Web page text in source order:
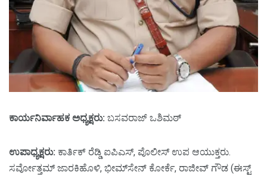
ಕಾರ್ಯನಿರ್ವಾಹಕ ಅಧ್ಯಕ್ಷರು: ಬಸವರಾಜ್‌ ಒಶಿಮಠ್‌
ಉಪಾಧ್ಯಕ್ಷರು: ಕಾರ್ತಿಕ್‌ ರೆಡ್ಡಿ ಐಪಿಎಸ್‌, ಪೊಲೀಸ್‌ ಉಪ ಆಯುಕ್ತರು.
ಸರ್ವೋತ್ತಮ್‌ ಜಾರಕಿಹೊಳಿ, ಭೀಮ್‌ಸೇನ್‌ ಕೋರ್ಕೆ, ರಾಜೀವ್‌ ಗೌಡ (ಈಸ್ಟ್‌